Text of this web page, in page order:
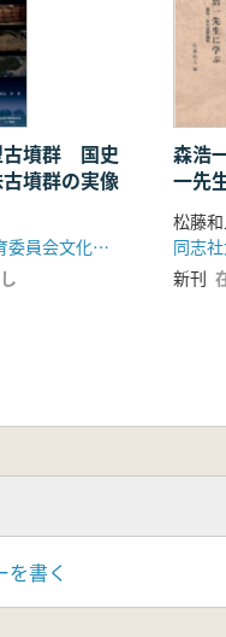
古墳群 国史
墳群の実像
名古屋市教育委員会文化財保護室 六一書房
森浩
一先
松藤
新刊
を書く